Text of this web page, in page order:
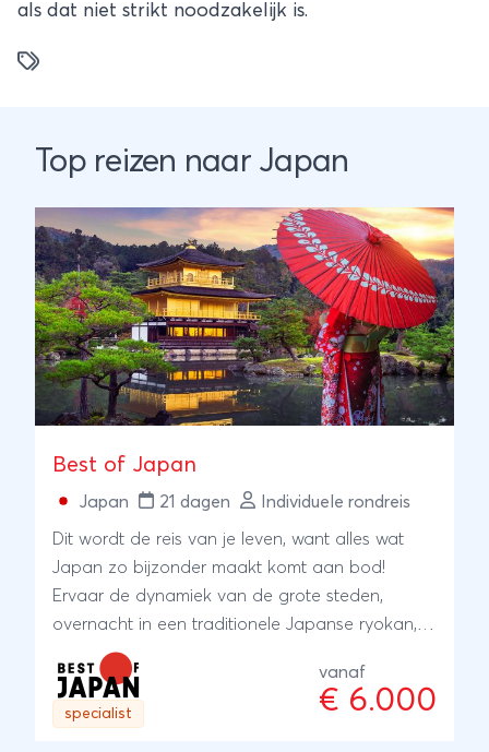
als dat niet strikt noodzakelijk is.
Top reizen naar Japan
Best of Japan
Japan 21 dagen Individuele rondreis
Dit wordt de reis van je leven, want alles wat
Japan zo bijzonder maakt komt aan bod!
Ervaar de dynamiek van de grote steden,
overnacht in een traditionele Japanse ryokan,
ontdek de unieke Japanse cultuur en sluit af
met een paradijs voor ‘foodies’. Bijzondere
excursies, zoals een sushi-workshop en een
specialist
vanaf
€ 6.000